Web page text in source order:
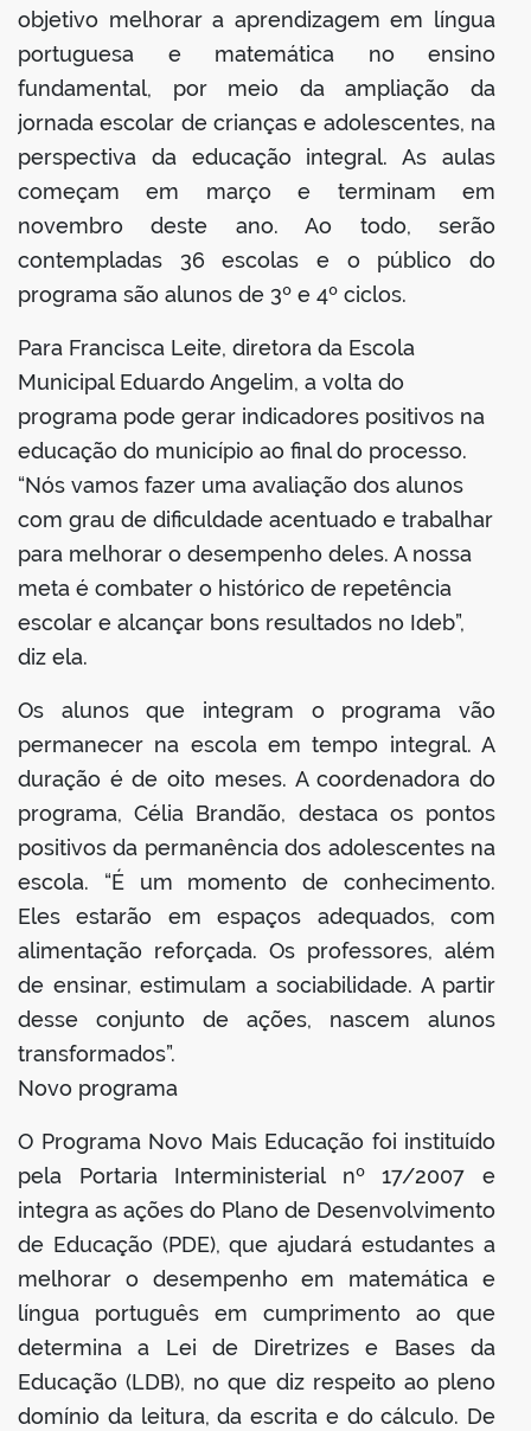
objetivo melhorar a aprendizagem em língua
portuguesa e matemática no ensino
fundamental, por meio da ampliação da
jornada escolar de crianças e adolescentes, na
perspectiva da educação integral. As aulas
começam em março e terminam em
novembro deste ano. Ao todo, serão
contempladas 36 escolas e o público do
programa são alunos de 3º e 4º ciclos.
Para Francisca Leite, diretora da Escola
Municipal Eduardo Angelim, a volta do
programa pode gerar indicadores positivos na
educação do município ao final do processo.
“Nós vamos fazer uma avaliação dos alunos
com grau de dificuldade acentuado e trabalhar
para melhorar o desempenho deles. A nossa
meta é combater o histórico de repetência
escolar e alcançar bons resultados no Ideb”,
diz ela.
Os alunos que integram o programa vão
permanecer na escola em tempo integral. A
duração é de oito meses. A coordenadora do
programa, Célia Brandão, destaca os pontos
positivos da permanência dos adolescentes na
escola. “É um momento de conhecimento.
Eles estarão em espaços adequados, com
alimentação reforçada. Os professores, além
de ensinar, estimulam a sociabilidade. A partir
desse conjunto de ações, nascem alunos
transformados”.
Novo programa
O Programa Novo Mais Educação foi instituído
pela Portaria Interministerial nº 17/2007 e
integra as ações do Plano de Desenvolvimento
de Educação (PDE), que ajudará estudantes a
melhorar o desempenho em matemática e
língua português em cumprimento ao que
determina a Lei de Diretrizes e Bases da
Educação (LDB), no que diz respeito ao pleno
domínio da leitura, da escrita e do cálculo. De